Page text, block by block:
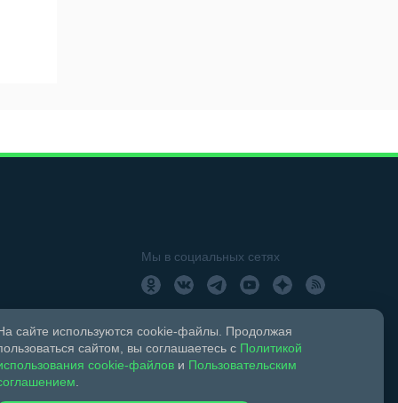
Мы в социальных сетях
о регистрации СМИ ЭЛ № ФС 77 –
сайте используются cookie-файлы. Продолжая
сайтом, вы соглашаетесь с Политикой
cookie-файлов и Пользовательским